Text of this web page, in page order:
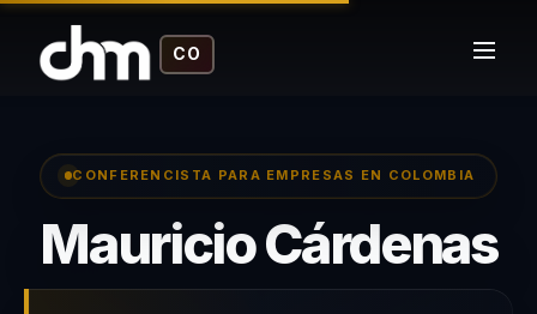
CO
CONFERENCISTA PARA EMPRESAS EN COLOMBIA
Mauricio Cárdenas